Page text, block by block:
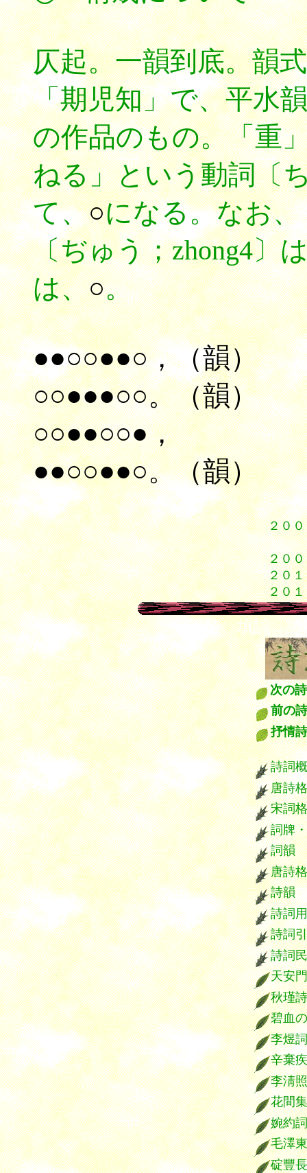
仄起。一韻到底。韻
「期児知」で、平水
の作品のもの。「重
ねる」という動詞〔
て、○になる。なお
〔ぢゅう；zhong4〕
は、○。
●●○○●●○，（韻）
○○●●●○○。（韻）
○○●●○○●，
●●○○●●○。（韻）
２０
４
２０
２０
２０
漢詩 填詞
次の
前の
抒情
詩詞
唐詩
宋詞
詞牌
詞韻
唐詩
詩韻
詩詞
詩詞
詩詞
天安
秋瑾
碧血
李煜詞
辛棄
李淸
花間集
婉約
毛澤
碇豐